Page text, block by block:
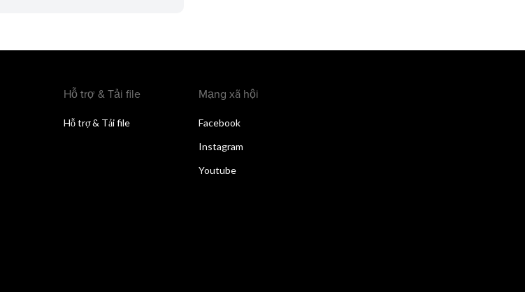
Hỗ trợ & Tải file
Hỗ trợ & Tải file
Mạng xã hội
Facebook
Instagram
Youtube